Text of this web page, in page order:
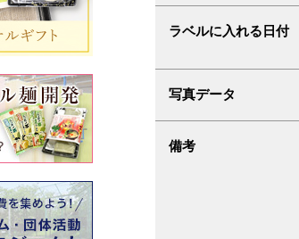
ラベルに入れる日付
写真データ
備考